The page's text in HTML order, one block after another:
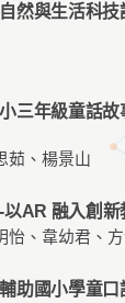
然與生活科
三年級童話
茹、楊景山
以AR 融入創新
怡、韋幼君、
助國小學童